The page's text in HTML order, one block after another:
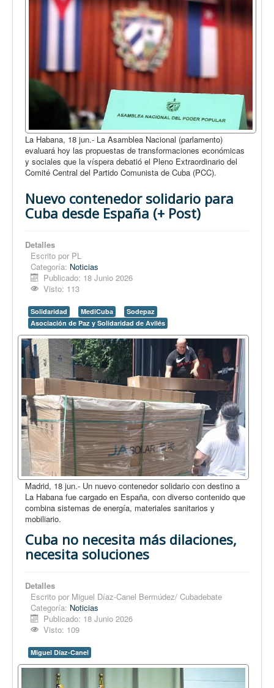
La Habana, 18 jun.- La Asamblea Nacional (parlamento)
evaluará hoy las propuestas de transformaciones económicas
y sociales que la víspera debatió el Pleno Extraordinario del
Comité Central del Partido Comunista de Cuba (PCC).
Nuevo contenedor solidario para
Cuba desde España (+ Post)
Detalles
Escrito por PL
Categoría: Noticias
Publicado: 18 Junio 2026
Visto: 113
Solidaridad MediCuba
Sodepaz
Asociación de Paz y Solidaridad de Avilés
Madrid, 18 jun.- Un nuevo contenedor solidario con destino a
La Habana fue cargado en España, con diverso contenido que
combina sistemas de energía, materiales sanitarios y
mobiliario.
Cuba no necesita más dilaciones,
necesita soluciones
Detalles
Escrito por Miguel Díaz-Canel Bermúdez/ Cubadebate
Categoría: Noticias
Publicado: 18 Junio 2026
Visto: 109
Miguel Díaz-Canel